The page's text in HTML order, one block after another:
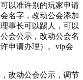
以准许别的玩家申请
名字，改动公会添加
事长可以踢人，可以
会公示，改动公会名
申请办理）。vip会
改动公会公示，调节